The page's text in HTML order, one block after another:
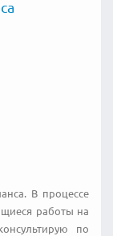
В процессе
работы на
по